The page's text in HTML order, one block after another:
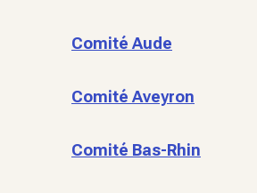
Comité Aude
Comité Aveyron
Comité Bas-Rhin